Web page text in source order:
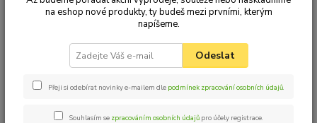
Náhubek pro boxera
Jakou velikost vybrat?
na eshop nové produkty, ty budeš mezi prvními, kterým
napíšeme.
Odeslat
Přeji si odebírat novinky e-mailem dle podmínek zpracování osobních údajů.
Souhlasím se zpracováním osobních údajů pro účely registrace.